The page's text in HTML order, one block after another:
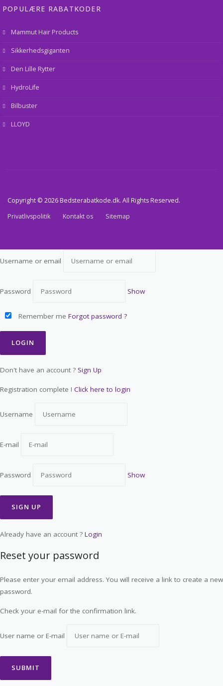
POPULÆRE RABATKODER
Mammut Hair Products
Sikkerhedsgiganten
Den Lille Rytter
HydroLife
Bilbuster
LLOYD
Copyright © 2026 Bedsterabatkode.dk. All Rights Reserved.
Privatlivspolitik
Kontakt os Sitemap
Username or email
Password Show
Remember me Forgot password ?
Don't have an account ? Sign Up
Registration complete ! Click here to login
Username
E-mail
Password Show
Already have an account ? Login
Reset your password
Please enter your email address. You will receive a link to create a new
password.
Check your e-mail for the confirmation link.
User name or E-mail